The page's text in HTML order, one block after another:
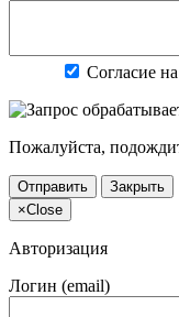
Согласие на
Пожалуйста,
Отправить
Закрыть
×Close
Авторизация
Логин (email)